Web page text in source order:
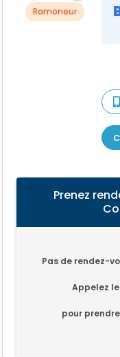
Ramoneur
Prenez
Pas de rendez-
Appelez le
pour